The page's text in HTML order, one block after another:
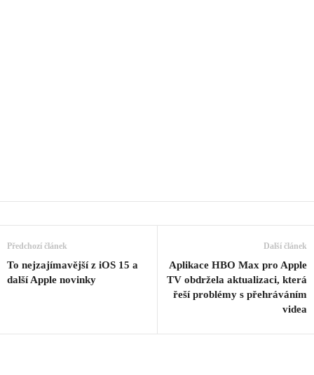
Předchozí článek
To nejzajímavější z iOS 15 a
další Apple novinky
Další článek
Aplikace HBO Max pro Apple
TV obdržela aktualizaci, která
řeší problémy s přehráváním
videa